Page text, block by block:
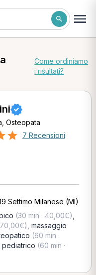
Come ordiniamo
i risultati?
Osteopata
7 Recensioni
Settimo Milanese (MI)
(30 min · 40,00€)
70,00€) massaggio
(60 min ·
pediatrico (60 min ·